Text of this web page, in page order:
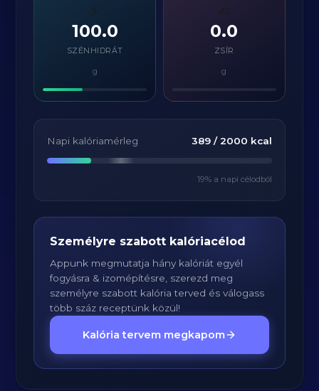
⚡
100.0
SZÉNHIDRÁT
g
0.0
ZSÍR
g
Napi kalóriamérleg 389/ 2000 kcal
19% a napi célodból
Személyre szabott kalóriacélod
Appunk megmutatja hány kalóriát egyél
fogyásra & izomépítésre, szerezd meg
személyre szabott kalória terved és válogass
több száz receptünk közül!
Kalória tervem megkapom